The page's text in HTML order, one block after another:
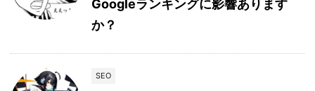
Googleランキングに影響あります
か？
SEO